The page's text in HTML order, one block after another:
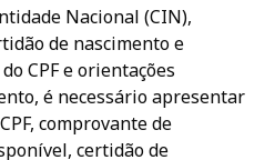
Nacional (CIN),
de nascimento e
CPF e orientações
é necessário apresentar
comprovante de
certidão de